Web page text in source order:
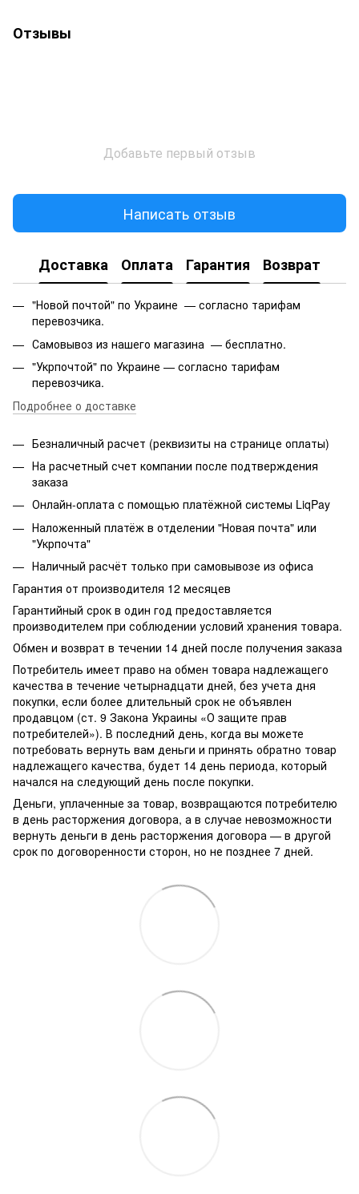
Отзывы
Добавьте первый отзыв
Написать отзыв
Доставка Оплата Гарантия Возврат
"Новой почтой" по Украине — согласно тарифам
перевозчика.
Самовывоз из нашего магазина — бесплатно.
"Укрпочтой" по Украине — согласно тарифам
перевозчика.
Подробнее о доставке
Безналичный расчет (реквизиты на странице оплаты)
На расчетный счет компании после подтверждения
заказа
Онлайн-оплата с помощью платёжной системы LiqPay
Наложенный платёж в отделении "Новая почта" или
"Укрпочта"
Наличный расчёт только при самовывозе из офиса
Гарантия от производителя 12 месяцев
Гарантийный срок в один год предоставляется
производителем при соблюдении условий хранения товара.
Обмен и возврат в течении 14 дней после получения заказа
Потребитель имеет право на обмен товара надлежащего
качества в течение четырнадцати дней, без учета дня
покупки, если более длительный срок не объявлен
продавцом (ст. 9 Закона Украины «О защите прав
потребителей»). В последний день, когда вы можете
потребовать вернуть вам деньги и принять обратно товар
надлежащего качества, будет 14 день периода, который
начался на следующий день после покупки.
Деньги, уплаченные за товар, возвращаются потребителю
в день расторжения договора, а в случае невозможности
вернуть деньги в день расторжения договора — в другой
срок по договоренности сторон, но не позднее 7 дней.